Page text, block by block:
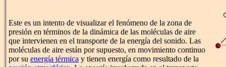
Este es un intento de visualizar el fenómeno de la zona de
presión en términos de la dinámica de las moléculas de aire
que intervienen en el transporte de la energía del sonido. Las
moléculas de aire están por supuesto, en movimiento continuo
por su energía térmica y tienen energía como resultado de la